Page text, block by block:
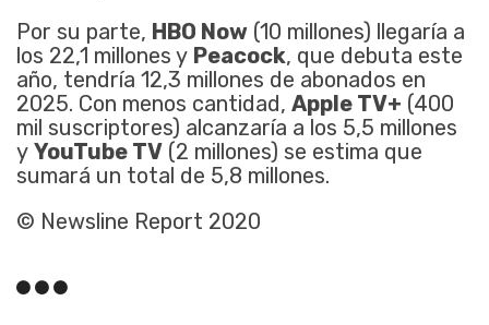
Por su parte, HBO Now (10 millones) llegaría a
los 22,1 millones y Peacock, que debuta este
año, tendría 12,3 millones de abonados en
2025. Con menos cantidad, Apple TV+ (400
mil suscriptores) alcanzaría a los 5,5 millones
y YouTube TV (2 millones) se estima que
sumará un total de 5,8 millones.
© Newsline Report 2020